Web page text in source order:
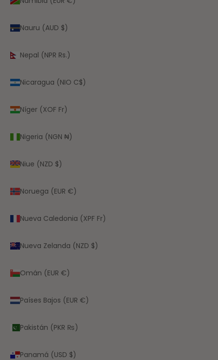
Nauru (AUD $)
Nepal (NPR Rs.)
Nicaragua (NIO C$)
Níger (XOF Fr)
Nigeria (NGN ₦)
Niue (NZD $)
Noruega (EUR €)
Nueva Caledonia (XPF Fr)
Nueva Zelanda (NZD $)
Omán (EUR €)
Países Bajos (EUR €)
Pakistán (PKR ₨)
Panamá (USD $)